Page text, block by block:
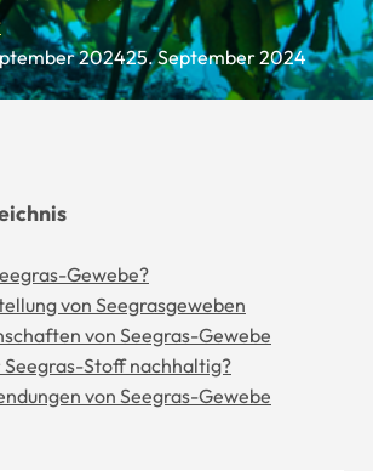
202425. September 2024
Gewebe?
von Seegrasgeweben
von Seegras-Gewebe
Seegras-Stoff nachhaltig?
von Seegras-Gewebe